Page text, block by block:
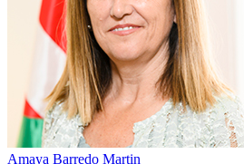
Amaya Barredo Martin